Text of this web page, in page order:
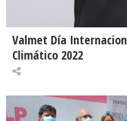
Valmet Día
Climático 2022